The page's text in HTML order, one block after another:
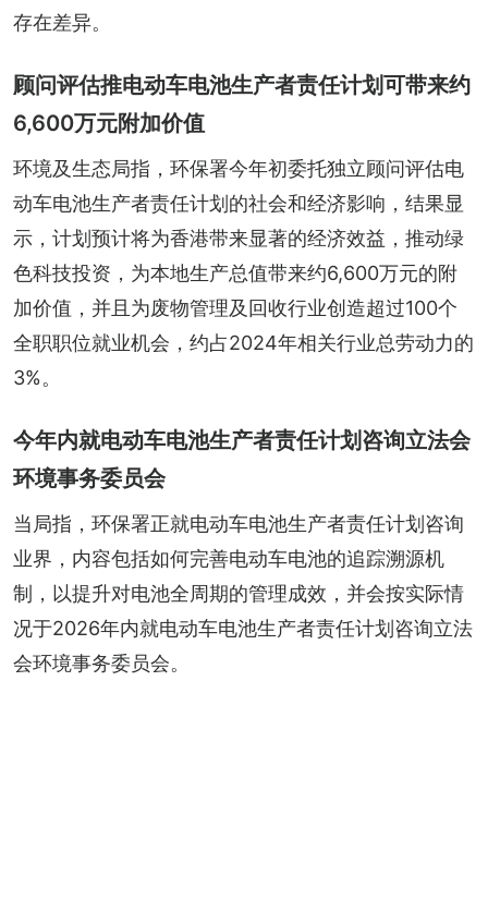
存在差异。
顾问评估推电动车电池生产者责任计划可带来约
6,600万元附加价值
环境及生态局指，环保署今年初委托独立顾问评估电
动车电池生产者责任计划的社会和经济影响，结果显
示，计划预计将为香港带来显著的经济效益，推动绿
色科技投资，为本地生产总值带来约6,600万元的附
加价值，并且为废物管理及回收行业创造超过100个
全职职位就业机会，约占2024年相关行业总劳动力的
3%。
今年内就电动车电池生产者责任计划咨询立法会
环境事务委员会
当局指，环保署正就电动车电池生产者责任计划咨询
业界，内容包括如何完善电动车电池的追踪溯源机
制，以提升对电池全周期的管理成效，并会按实际情
况于2026年内就电动车电池生产者责任计划咨询立法
会环境事务委员会。